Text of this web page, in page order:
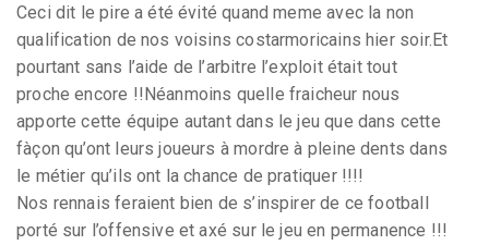
Ceci dit le pire a été évité quand meme avec la non
qualification de nos voisins costarmoricains hier soir.Et
pourtant sans l’aide de l’arbitre l’exploit était tout
proche encore !!Néanmoins quelle fraicheur nous
apporte cette équipe autant dans le jeu que dans cette
fàçon qu’ont leurs joueurs à mordre à pleine dents dans
le métier qu’ils ont la chance de pratiquer !!!!
Nos rennais feraient bien de s’inspirer de ce football
porté sur l’offensive et axé sur le jeu en permanence !!!